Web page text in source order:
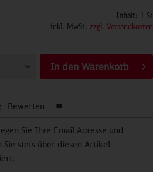
Inhalt: 1 St
inkl. MwSt. zzgl. Versandkosten
In den Warenkorb
Bewerten
Sie Ihre Email Adresse und
Sie stets über diesen Artikel